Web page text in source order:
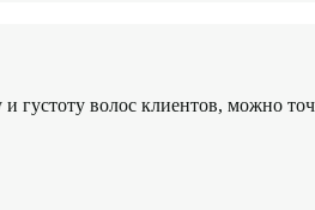
волос клиентов, можно